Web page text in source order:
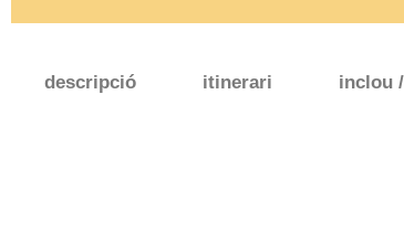
descripció itinerari inclou